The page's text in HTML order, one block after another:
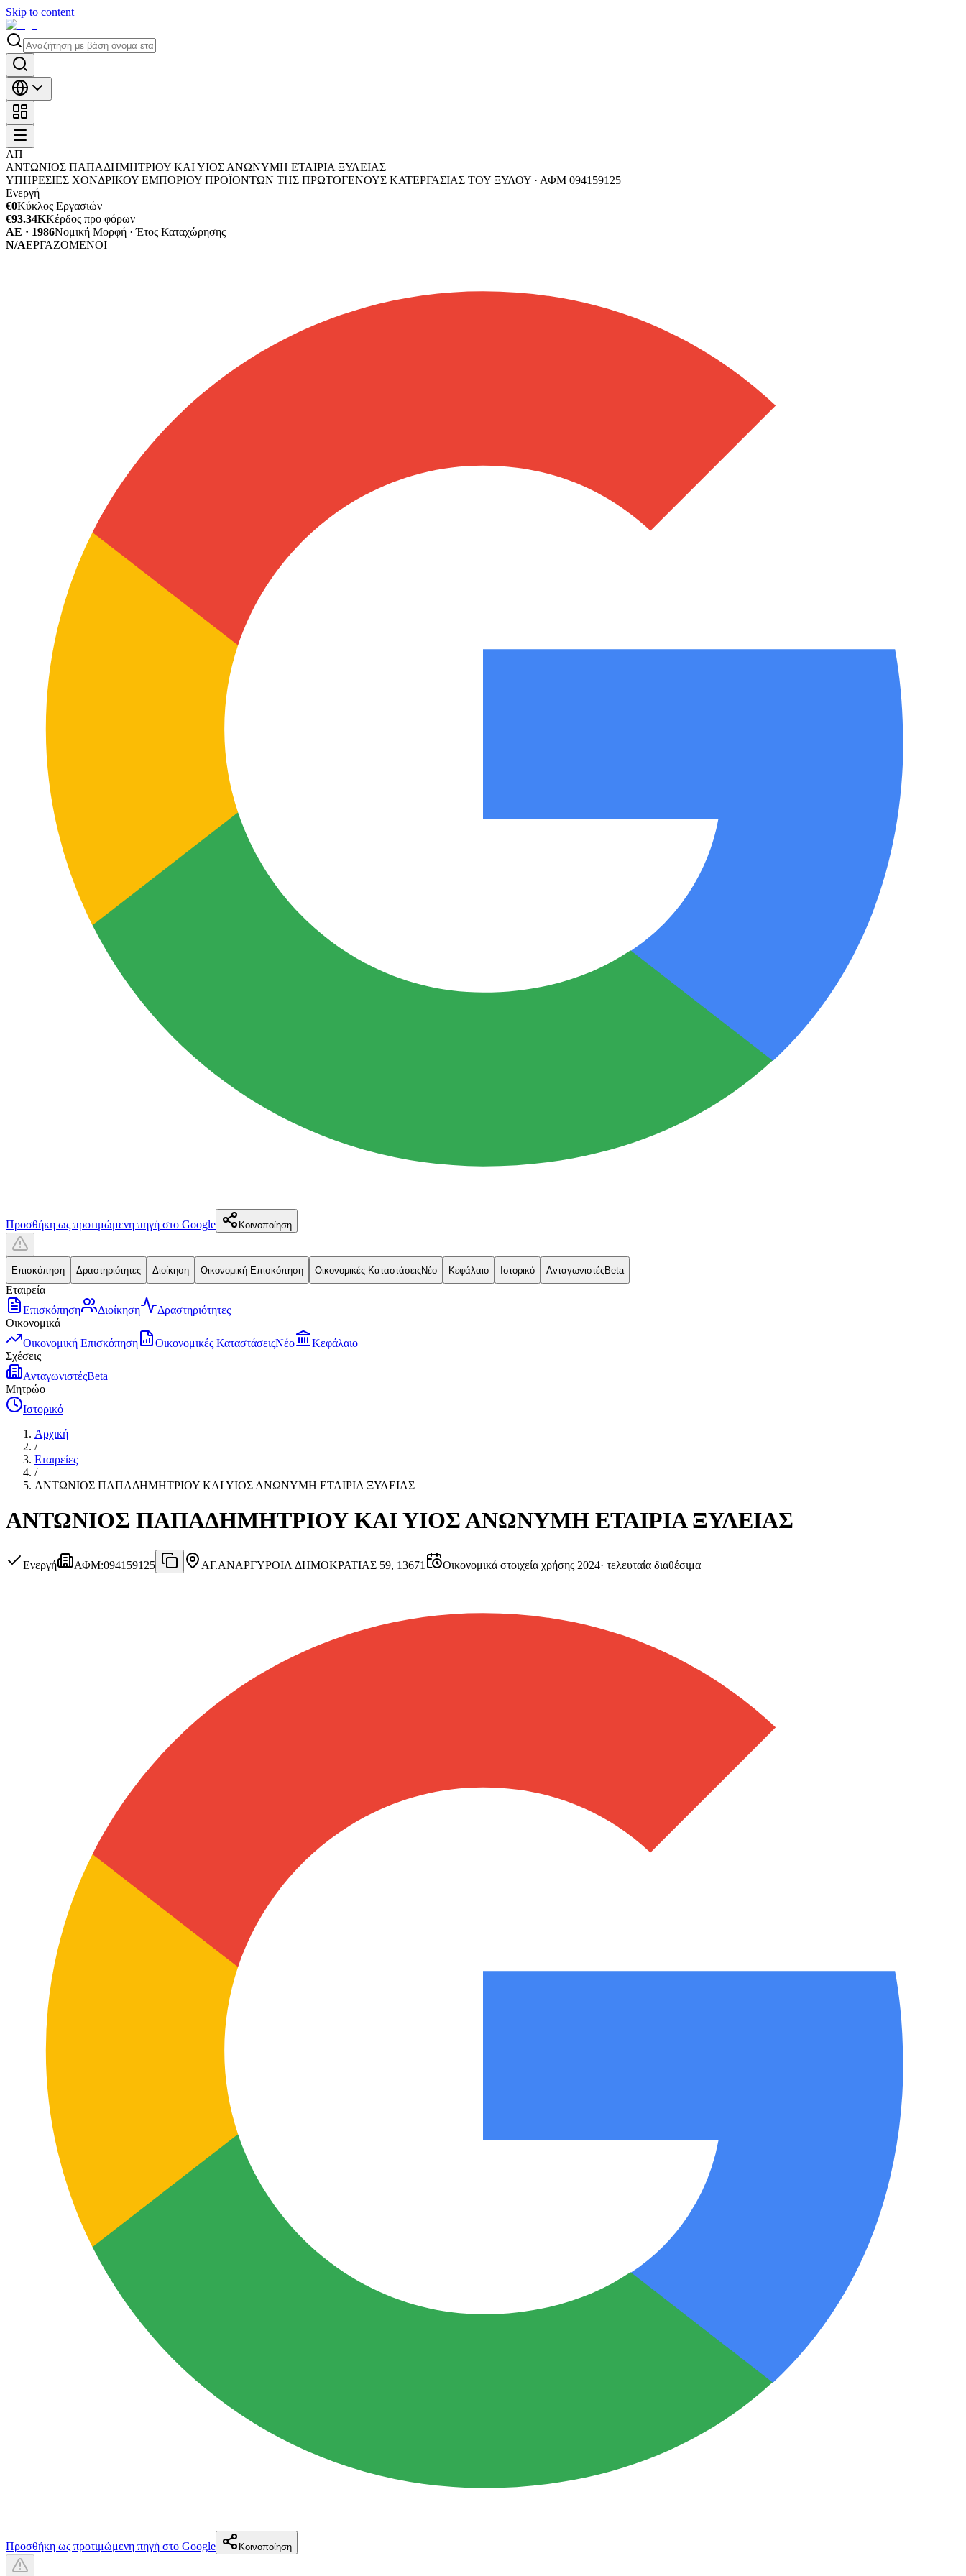
Skip to content
ΑΠ
ΑΝΤΩΝΙΟΣ ΠΑΠΑΔΗΜΗΤΡΙΟΥ ΚΑΙ ΥΙΟΣ ΑΝΩΝΥΜΗ ΕΤΑΙΡΙΑ ΞΥΛΕΙΑΣ
ΥΠΗΡΕΣΙΕΣ ΧΟΝΔΡΙΚΟΥ ΕΜΠΟΡΙΟΥ ΠΡΟΪΟΝΤΩΝ ΤΗΣ ΠΡΩΤΟΓΕΝΟΥΣ ΚΑΤΕΡΓΑΣΙΑΣ ΤΟΥ ΞΥΛΟΥ · ΑΦΜ 094159125
Ενεργή
€0Κύκλος Εργασιών
€93.34KΚέρδος προ φόρων
ΑΕ · 1986Νομική Μορφή · Έτος Καταχώρησης
N/AΕΡΓΑΖΟΜΕΝΟΙ
Προσθήκη ως προτιμώμενη πηγή στο Google Κοινοποίηση
Επισκόπηση Δραστηριότητες Διοίκηση Οικονομική Επισκόπηση Οικονομικές ΚαταστάσειςΝέο Κεφάλαιο Ιστορικό ΑνταγωνιστέςBeta
Εταιρεία
Επισκόπηση
Διοίκηση
Δραστηριότητες
Οικονομικά
Οικονομική Επισκόπηση
Οικονομικές ΚαταστάσειςΝέο
Κεφάλαιο
Σχέσεις
ΑνταγωνιστέςBeta
Μητρώο
Ιστορικό
Αρχική
/
Εταιρείες
/
ΑΝΤΩΝΙΟΣ ΠΑΠΑΔΗΜΗΤΡΙΟΥ ΚΑΙ ΥΙΟΣ ΑΝΩΝΥΜΗ ΕΤΑΙΡΙΑ ΞΥΛΕΙΑΣ
ΑΝΤΩΝΙΟΣ ΠΑΠΑΔΗΜΗΤΡΙΟΥ ΚΑΙ ΥΙΟΣ ΑΝΩΝΥΜΗ ΕΤΑΙΡΙΑ ΞΥΛΕΙΑΣ
Ενεργή ΑΦΜ:094159125 ΑΓ.ΑΝΑΡΓΥΡΟΙΛ ΔΗΜΟΚΡΑΤΙΑΣ 59, 13671 Οικονομικά στοιχεία χρήσης 2024· τελευταία διαθέσιμα
Προσθήκη ως προτιμώμενη πηγή στο Google Κοινοποίηση